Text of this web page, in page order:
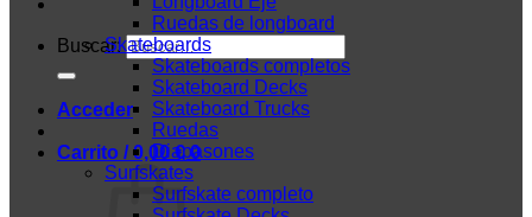
Buscar:
Acceder
Carrito /0,00€ 0
Ruedas de longboard
Skateboards
Skateboards completos
Skateboard Decks
Skateboard Trucks
Ruedas
Diapasones
Surfskates
Surfskate completo